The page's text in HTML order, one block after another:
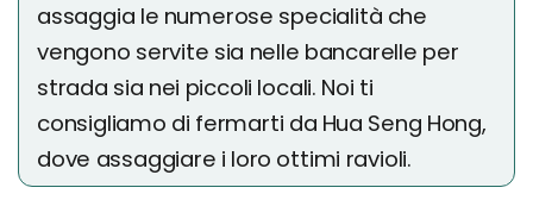
assaggia le numerose specialità che
vengono servite sia nelle bancarelle per
strada sia nei piccoli locali. Noi ti
consigliamo di fermarti da Hua Seng Hong,
dove assaggiare i loro ottimi ravioli.